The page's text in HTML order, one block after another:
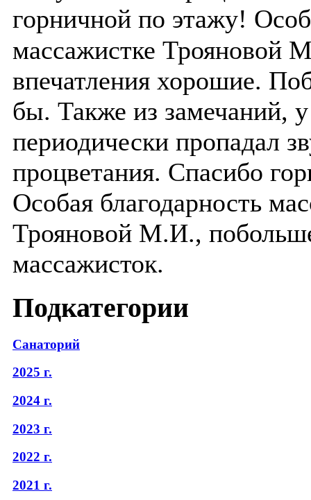
горничной по этажу!
массажистке
впечатления хорошие.
бы. Также из замечаний, у
периодически пропадал
процветания. Спасибо
Особая благодарность
Трояновой М.И.,
массажисток.
Подкатегории
Санаторий
2025 г.
2024 г.
2023 г.
2022 г.
2021 г.